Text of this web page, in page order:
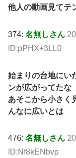
他人の動画見てテ
374: 名無しさん
ID:pPHX+3LL0
始まりの台地にい
ンが広がってたな
あそこから小さく
んなに広いとは
476: 名無しさん
ID:Nf8kENbvp